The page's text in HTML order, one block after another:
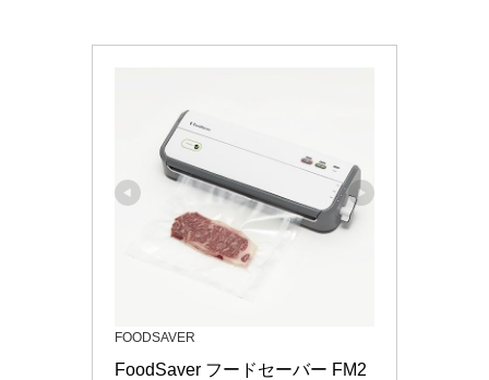
FOODSAVER
FoodSaver フードセーバー FM2